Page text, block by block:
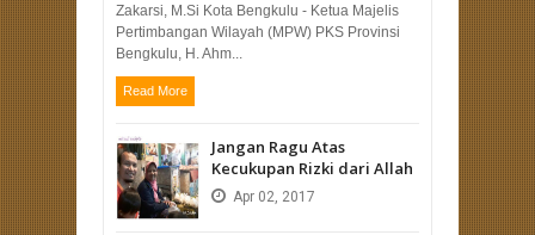
Zakarsi, M.Si Kota Bengkulu - Ketua Majelis
Pertimbangan Wilayah (MPW) PKS Provinsi
Bengkulu, H. Ahm...
Read More
Jangan Ragu Atas
Kecukupan Rizki dari Allah
Apr 02, 2017